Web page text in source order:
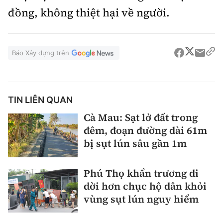
đồng, không thiệt hại về người.
Báo Xây dựng trên
TIN LIÊN QUAN
Cà Mau: Sạt lở đất trong
đêm, đoạn đường dài 61m
bị sụt lún sâu gần 1m
Phú Thọ khẩn trương di
dời hơn chục hộ dân khỏi
vùng sụt lún nguy hiểm